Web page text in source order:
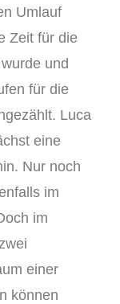
Umlauf
Zeit für die
und
für die
Luca
eine
Nur noch
im
im
einer
können